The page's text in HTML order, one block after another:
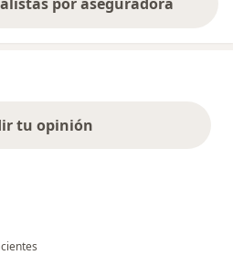
tu opinión